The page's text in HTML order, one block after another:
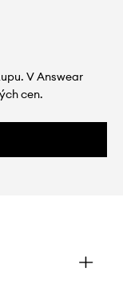
V Answear
cen.